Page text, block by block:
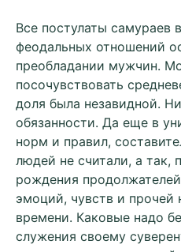
Все постулаты самураев
феодальных отношений
преобладании мужчин.
посочувствовать
доля была незавидной.
обязанности. Да еще в
норм и правил,
людей не считали, а так,
рождения
эмоций, чувств и прочей
времени. Каковые надо
служения своему